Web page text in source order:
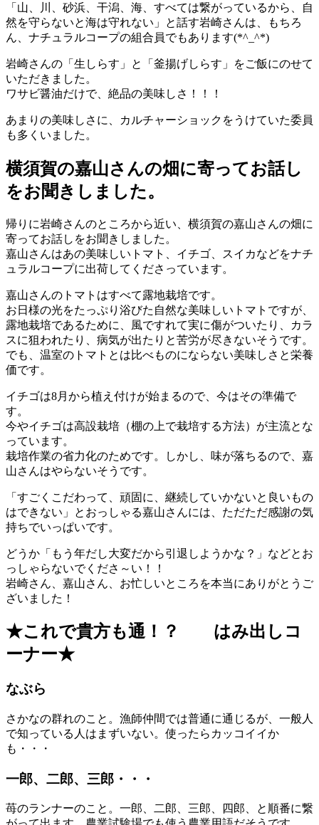
「山、川、砂浜、干潟、海、すべては繋がっているから、自
然を守らないと海は守れない」と話す岩崎さんは、もちろ
ん、ナチュラルコープの組合員でもあります(*^_^*)
岩崎さんの「生しらす」と「釜揚げしらす」をご飯にのせて
いただきました。
ワサビ醤油だけで、絶品の美味しさ！！！
あまりの美味しさに、カルチャーショックをうけていた委員
も多くいました。
横須賀の嘉山さんの畑に寄ってお話し
をお聞きしました。
帰りに岩崎さんのところから近い、横須賀の嘉山さんの畑に
寄ってお話しをお聞きしました。
嘉山さんはあの美味しいトマト、イチゴ、スイカなどをナチ
ュラルコープに出荷してくださっています。
嘉山さんのトマトはすべて露地栽培です。
お日様の光をたっぷり浴びた自然な美味しいトマトですが、
露地栽培であるために、風ですれて実に傷がついたり、カラ
スに狙われたり、病気が出たりと苦労が尽きないそうです。
でも、温室のトマトとは比べものにならない美味しさと栄養
価です。
イチゴは8月から植え付けが始まるので、今はその準備で
す。
今やイチゴは高設栽培（棚の上で栽培する方法）が主流とな
っています。
栽培作業の省力化のためです。しかし、味が落ちるので、嘉
山さんはやらないそうです。
「すごくこだわって、頑固に、継続していかないと良いもの
はできない」とおっしゃる嘉山さんには、ただただ感謝の気
持ちでいっぱいです。
どうか「もう年だし大変だから引退しようかな？」などとお
っしゃらないでくださ～い！！
岩崎さん、嘉山さん、お忙しいところを本当にありがとうご
ざいました！
★これで貴方も通！？ はみ出しコ
ーナー★
なぶら
さかなの群れのこと。漁師仲間では普通に通じるが、一般人
で知っている人はまずいない。使ったらカッコイイか
も・・・
一郎、二郎、三郎・・・
苺のランナーのこと。一郎、二郎、三郎、四郎、と順番に繋